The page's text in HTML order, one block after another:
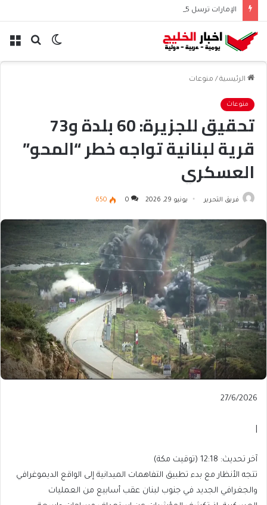
الإمارات ترسل 5 قوافل بـ663 طناً من المساعدات إلى غزة
بحث الوضع
الرئيسية / منوعات
منوعات
تحقيق للجزيرة: 60 بلدة و73
قرية لبنانية تواجه خطر “المحو”
العسكري
فريق التحرير يونيو 29, 2026 0
650
Published
27/6/2026
آخر
تحديث:
12:18
آخر تحديث: 12:18 (توقيت مكة)
تتجه الأنظار مع بدء تطبيق التفاهمات الميدانية إلى الواقع الديموغرافي
والجغرافي الجديد في جنوب لبنان عقب أسابيع من العمليات